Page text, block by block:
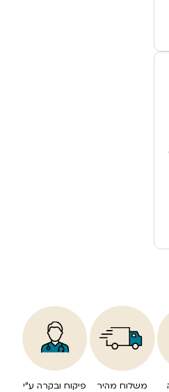
משלוח מהיר פיקוח ובקרה ע”י